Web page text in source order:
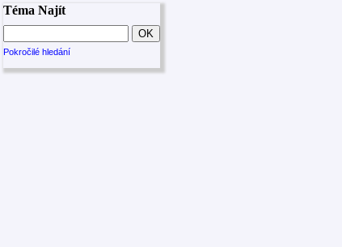
Téma Najít
Pokročilé hledání